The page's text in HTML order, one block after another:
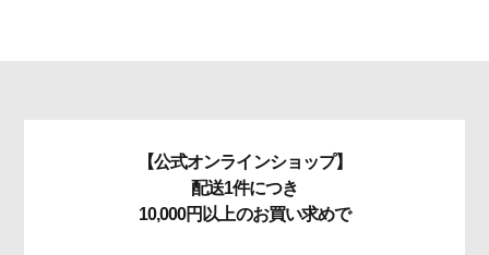
【公式オンラインショップ】
配送1件につき
10,000円以上のお買い求めで